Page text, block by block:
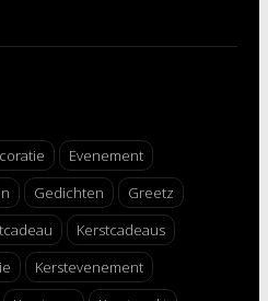
Evenement
Gedichten
Greetz
Kerstcadeaus
Kerstevenement